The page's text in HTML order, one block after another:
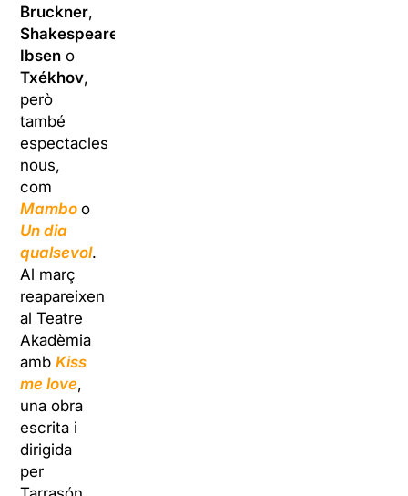
Bruckner,
Shakespeare
Ibsen o
Txékhov,
però
també
espectacles
nous,
com
Mamboo
Un dia
qualsevol.
Al març
reapareixen
al Teatre
Akadèmia
ambKiss
me love,
una obra
escrita i
dirigida
per